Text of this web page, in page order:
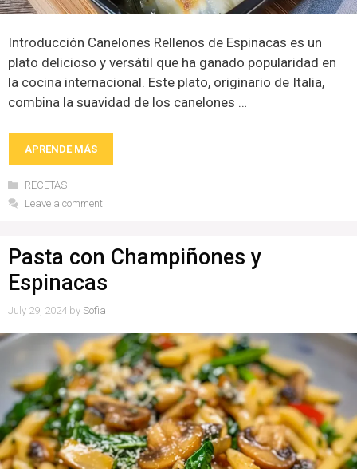
Introducción Canelones Rellenos de Espinacas es un
plato delicioso y versátil que ha ganado popularidad en
la cocina internacional. Este plato, originario de Italia,
combina la suavidad de los canelones …
APRENDE MÁS
Categories
RECETAS
Leave a comment
Pasta con Champiñones y
Espinacas
July 29, 2024 by Sofia